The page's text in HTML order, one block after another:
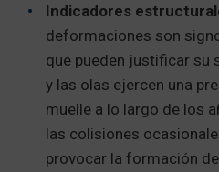
Indicadores
deformaciones son
que pueden justificar su
y las olas ejercen una
muelle a lo largo de los
las colisiones
provocar la formación